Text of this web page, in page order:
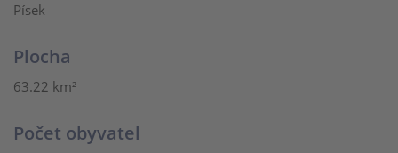
Písek
Plocha
63.22 km²
Počet obyvatel